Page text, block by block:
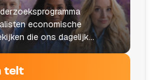
economische
die ons dagelijks
telt